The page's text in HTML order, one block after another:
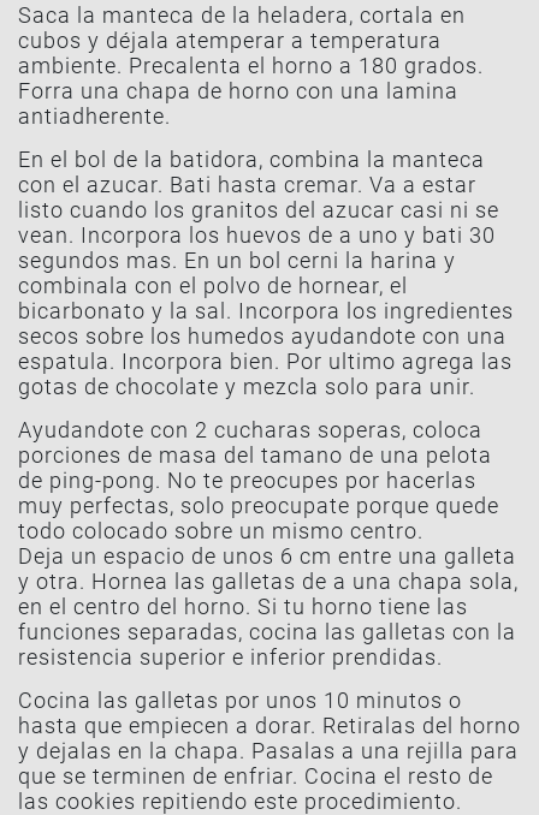
Saca la manteca de la heladera, cortala en
cubos y déjala atemperar a temperatura
ambiente. Precalenta el horno a 180 grados.
Forra una chapa de horno con una lamina
antiadherente.
En el bol de la batidora, combina la manteca
con el azucar. Bati hasta cremar. Va a estar
listo cuando los granitos del azucar casi ni se
vean. Incorpora los huevos de a uno y bati 30
segundos mas. En un bol cerni la harina y
combinala con el polvo de hornear, el
bicarbonato y la sal. Incorpora los ingredientes
secos sobre los humedos ayudandote con una
espatula. Incorpora bien. Por ultimo agrega las
gotas de chocolate y mezcla solo para unir.
Ayudandote con 2 cucharas soperas, coloca
porciones de masa del tamano de una pelota
de ping-pong. No te preocupes por hacerlas
muy perfectas, solo preocupate porque quede
todo colocado sobre un mismo centro.
Deja un espacio de unos 6 cm entre una galleta
y otra. Hornea las galletas de a una chapa sola,
en el centro del horno. Si tu horno tiene las
funciones separadas, cocina las galletas con la
resistencia superior e inferior prendidas.
Cocina las galletas por unos 10 minutos o
hasta que empiecen a dorar. Retiralas del horno
y dejalas en la chapa. Pasalas a una rejilla para
que se terminen de enfriar. Cocina el resto de
las cookies repitiendo este procedimiento.